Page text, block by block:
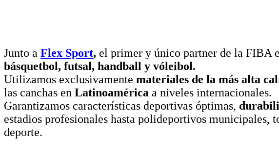
Junto a Flex Sport, el primer y único partner de la FIBA
básquetbol, futsal, handball y vóleibol.
Utilizamos exclusivamente materiales de la más alta
las canchas en Latinoamérica a niveles internacionales.
Garantizamos características deportivas óptimas,
estadios profesionales hasta polideportivos municipales,
deporte.